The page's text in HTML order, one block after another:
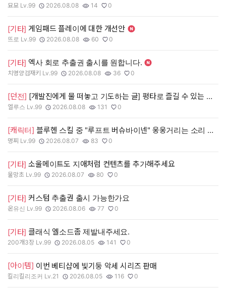
묘묘 Lv.99 2026.08.08 14 0
[기타] 게임패드 플레이에 대한 개선안
작성자:
뜨로 Lv.99
작성일:
2026.08.08
조회수:
60
추천수:
0
[기타] 엑사 회로 추출권 출시를 원합니다.
작성자:
치명양검재키 Lv.99
작성일:
2026.08.08
조회수:
36
추천수:
0
[던전] [개발진에게 물 떠놓고 기도하는 글] 평타로 즐길 수 있는 신 던전을 내주세요
작성자:
엘루스 Lv.99
작성일:
2026.08.08
조회수:
131
추천수:
0
[캐릭터] 블루헨 스킬 중 "루프트 버슈바이넨" 웅웅거리는 소리 삭제 해 주세요 ㅠㅠ
작성자:
명찌 Lv.99
작성일:
2026.08.07
조회수:
83
추천수:
0
[기타] 소울메이트도 지애처럼 컨텐츠를 추가해주세요
작성자:
물망초 Lv.99
작성일:
2026.08.07
조회수:
80
추천수:
0
[기타] 커스텀 추출권 출시 가능한가요
작성자:
온유신 Lv.99
작성일:
2026.08.06
조회수:
77
추천수:
0
[기타] 클래식 엘소드좀 제발내주세요.
작성자:
200개3장 Lv.99
작성일:
2026.08.05
조회수:
141
추천수:
0
[아이템] 이번 베티샵에 빛기둥 악세 시리즈 판매
작성자:
킬리킬리조커 Lv.21
작성일:
2026.08.05
조회수:
116
추천수:
0